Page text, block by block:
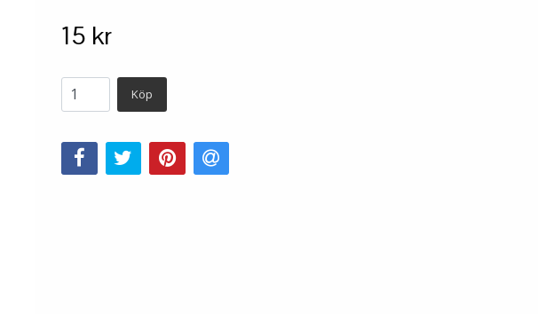
15 kr
Köp